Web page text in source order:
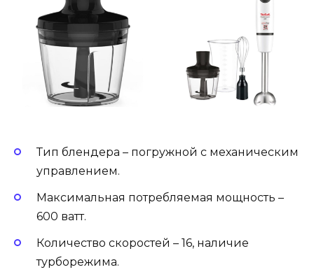
Тип блендера – погружной с механическим
управлением.
Максимальная потребляемая мощность –
600 ватт.
Количество скоростей – 16, наличие
турборежима.